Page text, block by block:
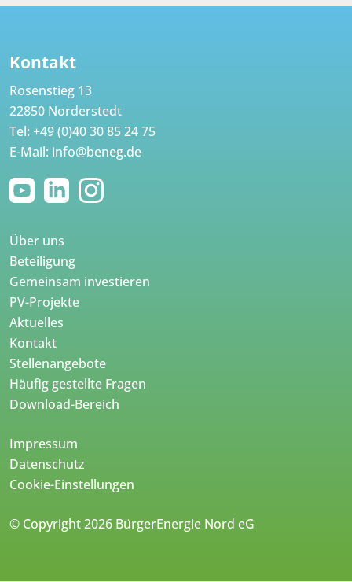
Kontakt
Rosenstieg 13
22850 Norderstedt
Tel: +49 (0)40 30 85 24 75
E-Mail: info@beneg.de
Über uns
Beteiligung
Gemeinsam investieren
PV-Projekte
Aktuelles
Kontakt
Stellenangebote
Häufig gestellte Fragen
Download-Bereich
Impressum
Datenschutz
Cookie-Einstellungen
© Copyright 2026 BürgerEnergie Nord eG